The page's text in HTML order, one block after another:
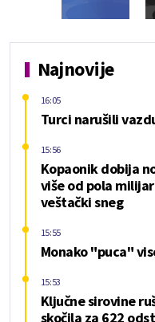
Najnovije
Turci narušili
16:05
Kopaonik dobija
više od pola
veštački sneg
15:56
Monako "puca"
15:55
Ključne sirovine
skočila za 622
15:53